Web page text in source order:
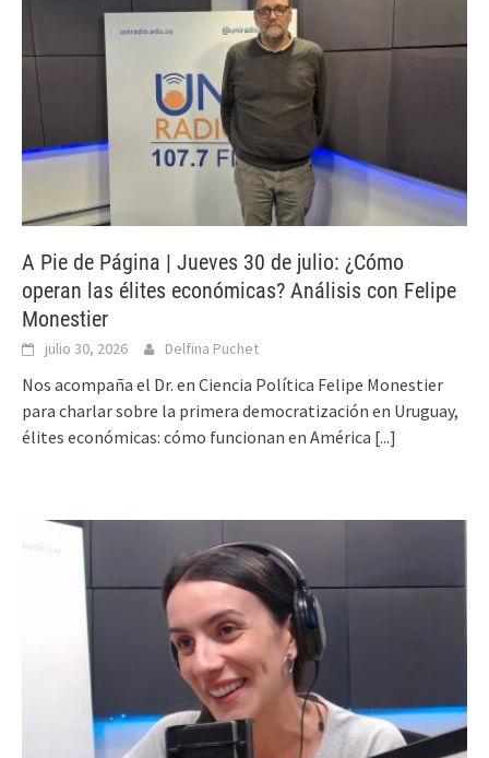
A Pie de Página | Jueves 30 de julio: ¿Cómo
operan las élites económicas? Análisis con Felipe
Monestier
julio 30, 2026 Delfina Puchet
Nos acompaña el Dr. en Ciencia Política Felipe Monestier
para charlar sobre la primera democratización en Uruguay,
élites económicas: cómo funcionan en América [...]